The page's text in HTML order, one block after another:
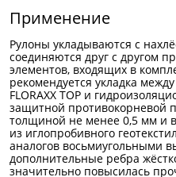
Применение
Рулоны укладываются с
соединяются друг с другом
элементов, входящих в
рекомендуется укладка
FLORAXX ТОР и
защитной противокорневой
толщиной не менее 0,5 мм и
из иглопробивного
аналогов восьмиугольными
дополнительные ребра
значительно повысилась